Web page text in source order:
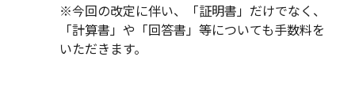
※今回の改定に伴い、「証明書」だけでなく、
「計算書」や「回答書」等についても手数料を
いただきます。